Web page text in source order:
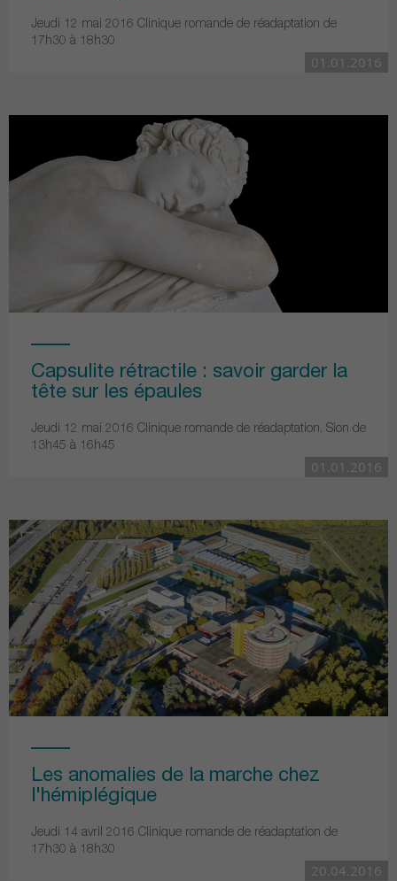
Jeudi 12 mai 2016 Clinique romande de réadaptation de
17h30 à 18h30
01.01.2016
Capsulite rétractile : savoir garder la
tête sur les épaules
Jeudi 12 mai 2016 Clinique romande de réadaptation, Sion de
13h45 à 16h45
01.01.2016
Les anomalies de la marche chez
l'hémiplégique
Jeudi 14 avril 2016 Clinique romande de réadaptation de
17h30 à 18h30
20.04.2016